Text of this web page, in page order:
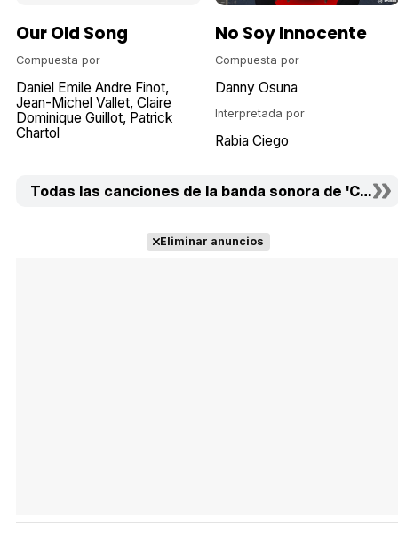
Our Old Song
Compuesta por
Daniel Emile Andre Finot
Jean-Michel Vallet Claire
Dominique Guillot Patrick
Chartol
No Soy Innocente
Compuesta por
Danny Osuna
Interpretada por
Rabia Ciego
Todas las canciones de la banda sonora de
Eliminar anuncios